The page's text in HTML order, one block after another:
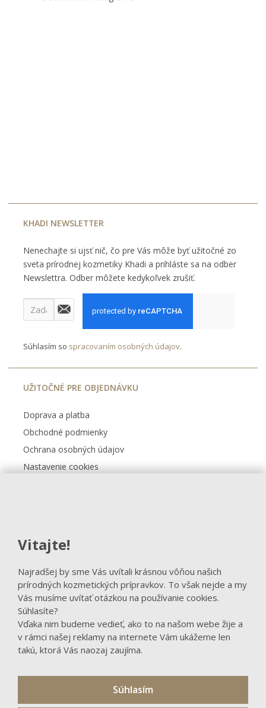
Vitajte!
Najradšej by sme Vás uvítali krásnou vôňou našich
prírodných kozmetických prípravkov. To však nejde a my
Vás musíme uvítať otázkou na používanie cookies.
Súhlasíte?
Vďaka nim budeme vedieť, ako to na našom webe žije a
v rámci našej reklamy na internete Vám ukážeme len
takú, ktorá Vás naozaj zaujíma.
Súhlasím
KHADI NEWSLETTER
Nenechajte si ujsť nič, čo pre Vás môže byť užitočné zo
sveta prírodnej kozmetiky Khadi a prihláste sa na odber
Newslettra. Odber môžete kedykoľvek zrušiť.
Súhlasím so spracovaním osobných údajov.
UŽITOČNÉ PRE OBJEDNÁVKU
Doprava a platba
Obchodné podmienky
Ochrana osobných údajov
Nastavenie cookies